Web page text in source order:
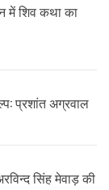
में शिव कथा का
प्रशांत अग्रवाल
सिंह मेवाड़ की